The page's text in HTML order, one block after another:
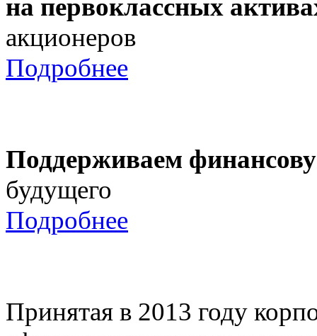
на первоклассных
акционеров
Подробнее
Поддерживаем
будущего
Подробнее
Принятая в 2013 году